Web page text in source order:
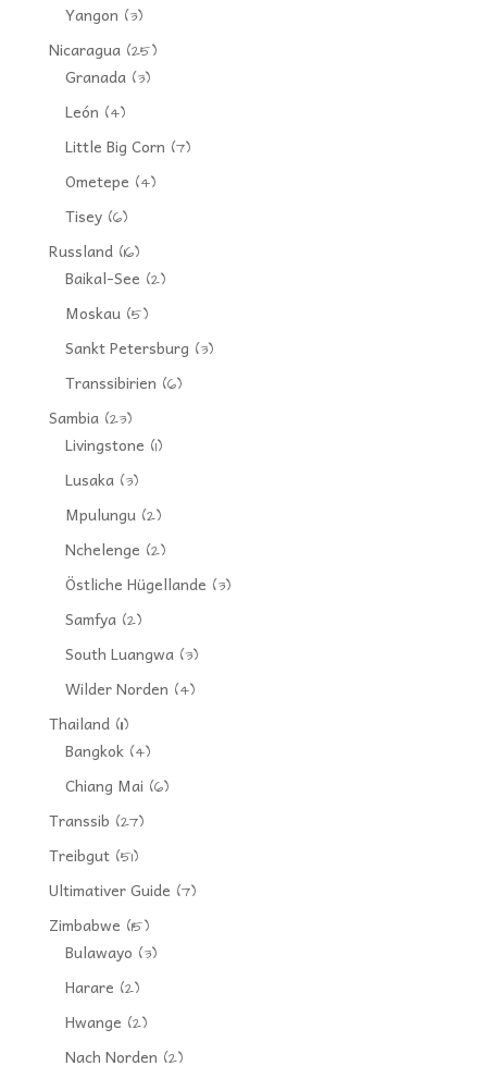
Yangon (3)
Nicaragua(25)
Granada(3)
León (4)
Little Big Corn (7)
Ometepe (4)
Tisey(6)
Russland(16)
Baikal-See (2)
Moskau(5)
Sankt Petersburg (3)
Transsibirien (6)
Sambia(23)
Livingstone (1)
Lusaka(3)
Mpulungu(2)
Nchelenge (2)
Östliche Hügellande (3)
Samfya(2)
South Luangwa(3)
Wilder Norden (4)
Thailand(11)
Bangkok(4)
Chiang Mai (6)
Transsib (27)
Treibgut(51)
Ultimativer Guide (7)
Zimbabwe (15)
Bulawayo (3)
Harare (2)
Hwange (2)
Nach Norden (2)